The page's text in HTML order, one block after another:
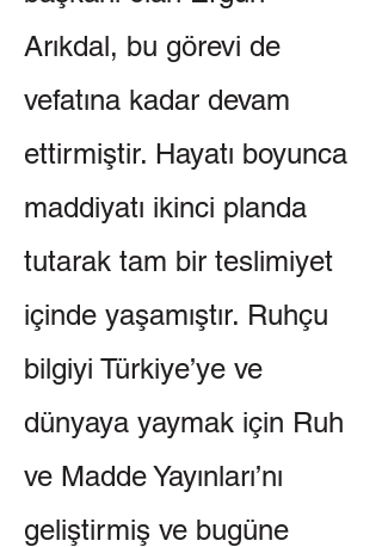
Arıkdal, bu görevi de
vefatına kadar devam
ettirmiştir. Hayatı boyunca
maddiyatı ikinci planda
tutarak tam bir teslimiyet
içinde yaşamıştır. Ruhçu
bilgiyi Türkiye’ye ve
dünyaya yaymak için Ruh
ve Madde Yayınları’nı
geliştirmiş ve bugüne